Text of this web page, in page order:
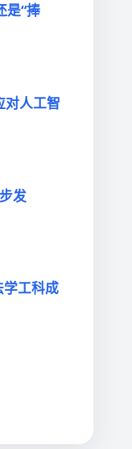
是“捧
对人工智
发
工科成